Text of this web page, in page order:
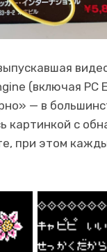
(включая PC
— в
картинкой с
при этом